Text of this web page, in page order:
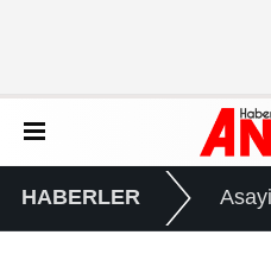
HABERLER